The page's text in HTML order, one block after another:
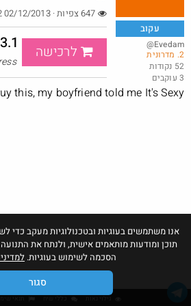
בלנדר נייר Ninja Blast Max
$63.0
אנו משתמשים בעוגיות ובטכנולוגיות מעקב כדי
תוכן ומודעות מותאמים אישית, ולנתח את
הסכמה לשימוש בעוגיות.
סגור
עקוב
@Evedam
2. מדרונית
52 נקודות
3 עוקבים
לרכישה
AliExpress
this, my boyfriend told me It's Sexy :)